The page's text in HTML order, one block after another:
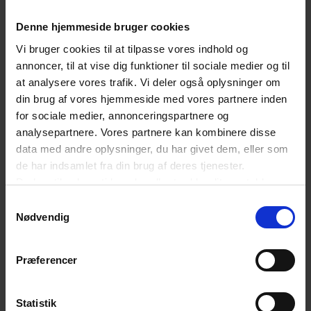
Denne hjemmeside bruger cookies
Vi bruger cookies til at tilpasse vores indhold og
annoncer, til at vise dig funktioner til sociale medier og til
at analysere vores trafik. Vi deler også oplysninger om
din brug af vores hjemmeside med vores partnere inden
for sociale medier, annonceringspartnere og
analysepartnere. Vores partnere kan kombinere disse
data med andre oplysninger, du har givet dem, eller som
de har indsamlet fra din brug af deres tjenester.
Du kan til enhver tid ændre eller trække dit samtykke
hjørne på websitet.
Nødvendig
Præferencer
Statistik
uniformen på særlig mærkedag: